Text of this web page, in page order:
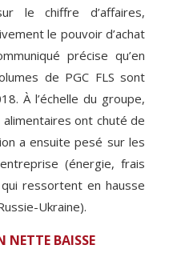
le chiffre d’affaires,
le pouvoir d’achat
précise qu’en
de PGC FLS sont
À l’échelle du groupe,
ont chuté de
a ensuite pesé sur les
(énergie, frais
ressortent en hausse
Ukraine).
NETTE BAISSE